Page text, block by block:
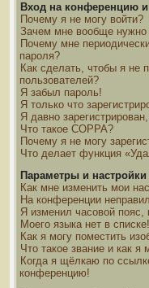
Вход на конференцию и
Почему я не могу войти?
Зачем мне вообще нужно
Почему мне
пароля?
Как сделать, чтобы я не
пользователей?
Я забыл пароль!
Я только что
Я давно
Что такое COPPA?
Почему я не могу
Что делает функция
Параметры и настройки
Как мне изменить мои
На конференции
Я изменил часовой пояс,
Моего языка нет в списке!
Как я могу поместить
Что такое звание и как я
Когда я щёлкаю по
конференцию!